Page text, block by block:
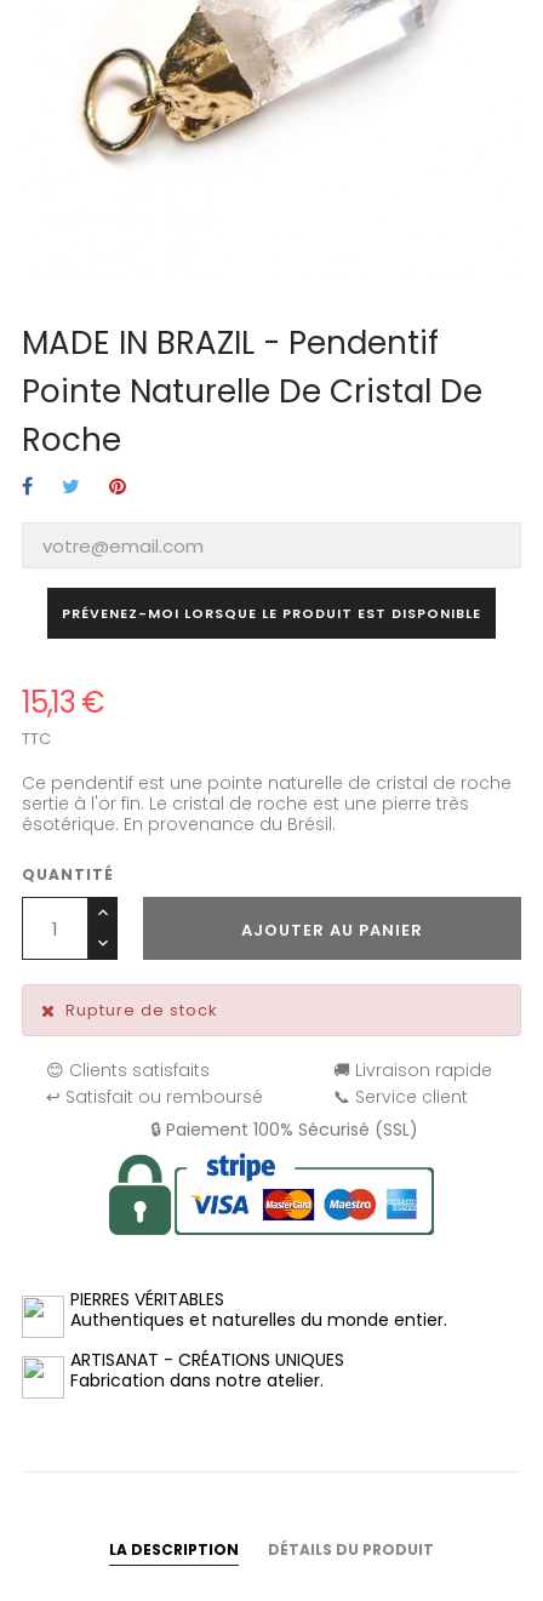
MADE IN BRAZIL - Pendentif
Pointe Naturelle De Cristal De
Roche
PRÉVENEZ-MOI LORSQUE LE PRODUIT EST DISPONIBLE
15,13 €
TTC
Ce pendentif est une pointe naturelle de cristal de roche
sertie à l'or fin. Le cristal de roche est une pierre très
ésotérique. En provenance du Brésil.
QUANTITÉ
AJOUTER AU PANIER
Rupture de stock
😊 Clients satisfaits
🚚 Livraison rapide
↩️ Satisfait ou remboursé
📞 Service client
🔒 Paiement 100% Sécurisé (SSL)
PIERRES VÉRITABLES
Authentiques et naturelles du monde entier.
ARTISANAT - CRÉATIONS UNIQUES
Fabrication dans notre atelier.
LA DESCRIPTION DÉTAILS DU PRODUIT